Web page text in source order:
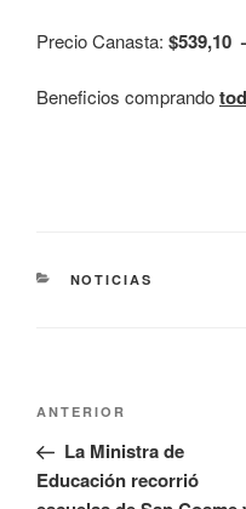
Precio Canasta: $539,10
Beneficios comprando
NOTICIAS
ANTERIOR
La Ministra de
Educación recorrió